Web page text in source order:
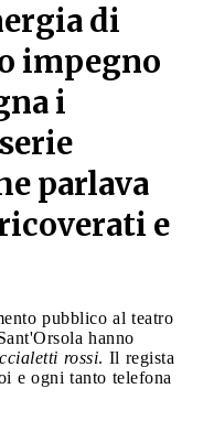
di
impegno
i
parlava
e
pubblico al teatro
hanno
rossi. Il regista
e ogni tanto telefona